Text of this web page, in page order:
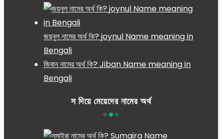
জয়নুল নামের অর্থ কি? joynul Name meaning in
Bengali
জিবান নামের অর্থ কি? Jiban Name meaning in
Bengali
স দিয়ে মেয়েদের নামের অর্থ